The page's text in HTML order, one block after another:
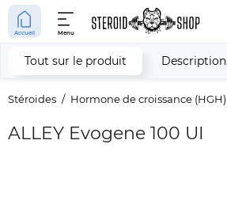
Accueil Menu
Stéroides Hormone de croissance (HGH)
ALLEY Evogene 100 UI
Tout sur le produit Description